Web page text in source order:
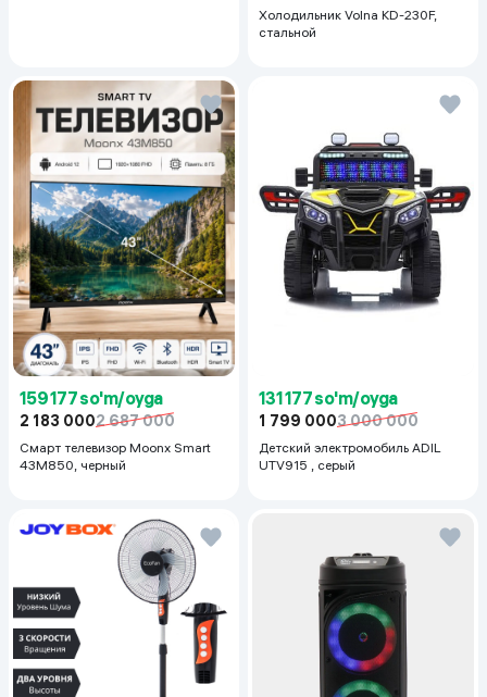
Холодильник Volna KD-230F,
стальной
159 177 so'm/oyga
2 183 0002 687 000
Смарт телевизор Moonx Smart
43M850, черный
131 177 so'm/oyga
1 799 0003 000 000
Детский электромобиль ADIL
UTV915 , серый